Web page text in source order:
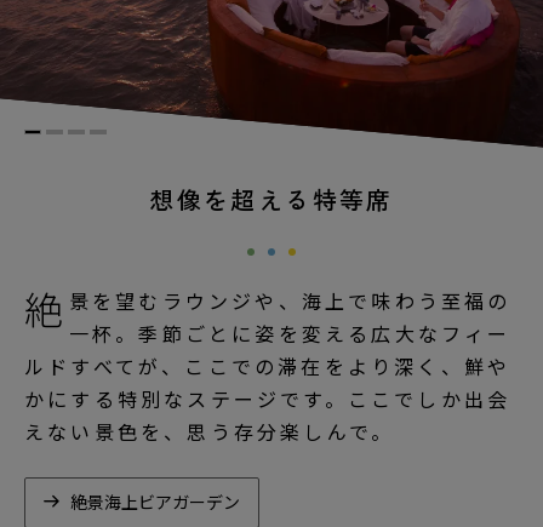
想像を超える特等席
絶 景を望むラウンジや、海上で味わう至福の
一杯。季節ごとに姿を変える広大なフィー
ルドすべてが、ここでの滞在をより深く、鮮や
かにする特別なステージです。ここでしか出会
えない景色を、思う存分楽しんで。
絶景海上ビアガーデン